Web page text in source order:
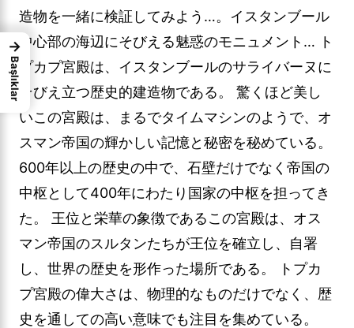
造物を一緒に検証してみよう…。イスタンブール
中心部の海辺にそびえる魅惑のモニュメント… ト
プカプ宮殿は、イスタンブールのサライバーヌに
そびえ立つ歴史的建造物である。 驚くほど美し
いこの宮殿は、まるでタイムマシンのようで、オ
スマン帝国の輝かしい記憶と秘密を秘めている。
600年以上の歴史の中で、石壁だけでなく帝国の
中枢として400年にわたり国家の中枢を担ってき
た。 王位と栄華の象徴であるこの宮殿は、オス
マン帝国のスルタンたちが王位を確立し、自署
し、世界の歴史を形作った場所である。 トプカ
プ宮殿の偉大さは、物理的なものだけでなく、歴
史を通しての高い意味でも注目を集めている。
→
Başlıklar